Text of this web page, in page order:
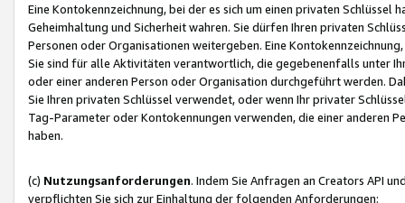
Eine Kontokennzeichnung, bei der es sich um einen privaten
Geheimhaltung und Sicherheit wahren. Sie dürfen Ihren privaten
Personen oder Organisationen weitergeben. Eine
Sie sind für alle Aktivitäten verantwortlich, die gegebenenfalls unter
oder einer anderen Person oder Organisation durchgeführt werden.
Sie Ihren privaten Schlüssel verwendet, oder wenn Ihr privater
Tag-Parameter oder Kontokennungen verwenden, die einer anderen
haben.
(c) Nutzungsanforderungen. Indem Sie Anfragen an Creators API
verpflichten Sie sich zur Einhaltung der folgenden Anforderungen: